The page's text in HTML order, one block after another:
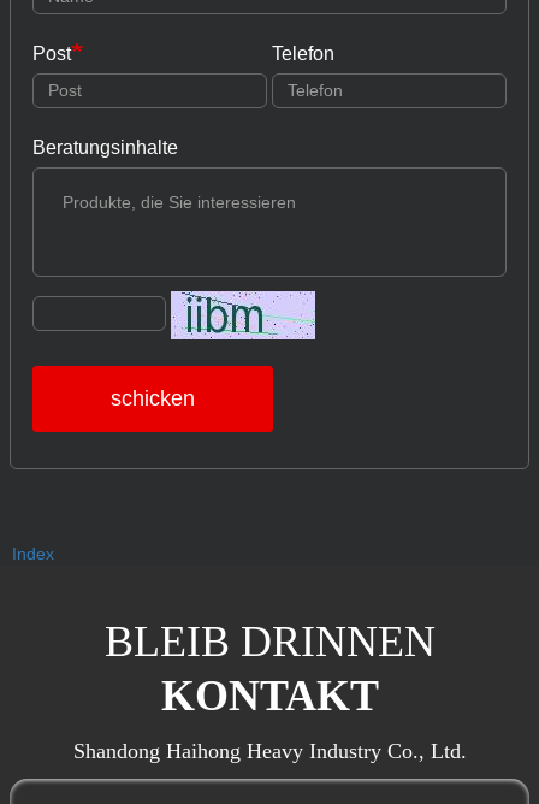
Post Telefon
Beratungsinhalte
schicken
Index
BLEIB DRINNEN
KONTAKT
Shandong Haihong Heavy Industry Co., Ltd.